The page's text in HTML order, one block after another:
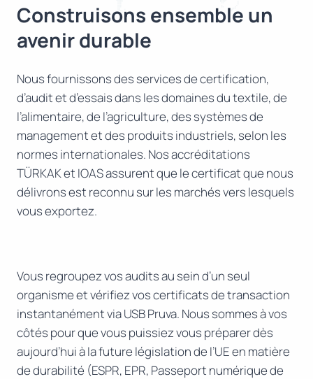
Construisons ensemble un
avenir durable
Nous fournissons des services de certification,
d’audit et d’essais dans les domaines du textile, de
l’alimentaire, de l’agriculture, des systèmes de
management et des produits industriels, selon les
normes internationales. Nos accréditations
TÜRKAK et IOAS assurent que le certificat que nous
délivrons est reconnu sur les marchés vers lesquels
vous exportez.
Vous regroupez vos audits au sein d’un seul
organisme et vérifiez vos certificats de transaction
instantanément via USB Pruva. Nous sommes à vos
côtés pour que vous puissiez vous préparer dès
aujourd’hui à la future législation de l’UE en matière
de durabilité (ESPR, EPR, Passeport numérique de